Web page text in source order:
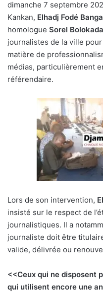
dimanche 7 septembre
Kankan, Elhadj Fodé
homologue Sorel
journalistes de la ville
matière de
médias, particulièrement
référendaire.
Lors de son intervention,
insisté sur le respect de
journalistiques. Il a
journaliste doit être
valide, délivrée ou
<<Ceux qui ne disposent
qui utilisent encore une